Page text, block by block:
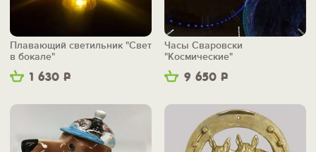
1 630 Р
Плавающий светильник "Свет
в бокале"
9 650 Р
Часы Сваровски
"Космические"